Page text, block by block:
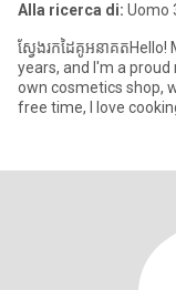
Alla ricerca di: Uomo
ស្វែងរកដៃគូអនាគត
years, and I'm a
own cosmetics shop,
free time, I love